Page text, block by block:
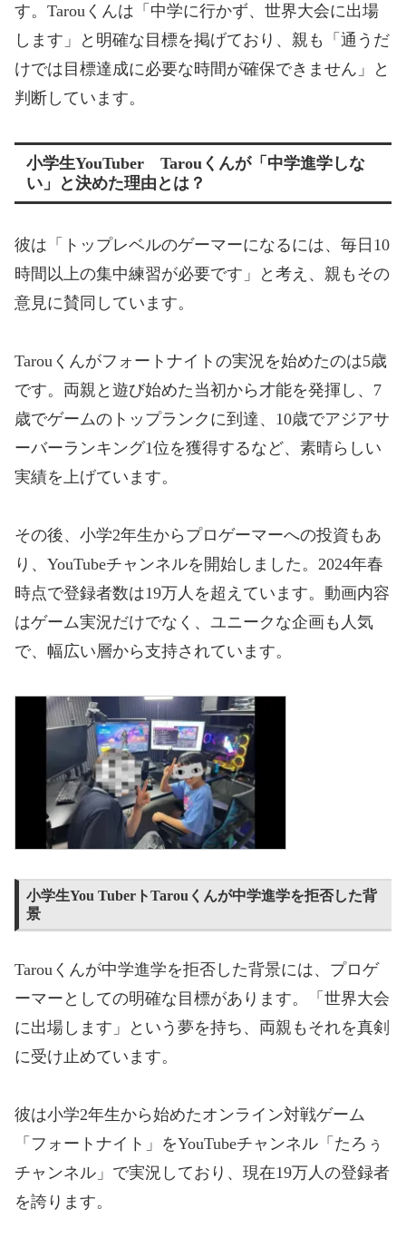
す。Tarouくんは「中学に行かず、世界大会に出場
します」と明確な目標を掲げており、親も「通うだ
けでは目標達成に必要な時間が確保できません」と
判断しています。
小学生YouTuber Tarouくんが「中学進学しな
い」と決めた理由とは？
彼は「トップレベルのゲーマーになるには、毎日10
時間以上の集中練習が必要です」と考え、親もその
意見に賛同しています。
Tarou くんがフォートナイトの実況を始めたのは5歳
です。両親と遊び始めた当初から才能を発揮し、7
歳でゲームのトップランクに到達、10歳でアジアサ
ーバーランキング1位を獲得するなど、素晴らしい
実績を上げています。
その後、小学2年生からプロゲーマーへの投資もあ
り、YouTubeチャンネルを開始しました。2024年春
時点で登録者数は19万人を超えています。動画内容
はゲーム実況だけでなく、ユニークな企画も人気
で、幅広い層から支持されています。
小学生You TuberトTarouく んが中学進学を拒否した背
景
Tarou くんが中学進学を拒否した背景には、プロゲ
ーマーとしての明確な目標があります。「世界大会
に出場します」という夢を持ち、両親もそれを真剣
に受け止めています。
彼は小学2年生から始めたオンライン対戦ゲーム
「フォートナイト」をYouTubeチャンネル「たろぅ
チャンネル」で実況しており、現在19万人の登録者
を誇ります。